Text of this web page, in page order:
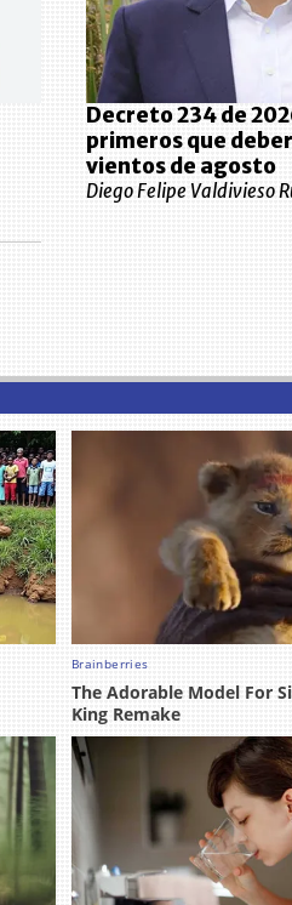
Decreto 234 de
primeros que
vientos de agosto
Diego Felipe Valdivieso